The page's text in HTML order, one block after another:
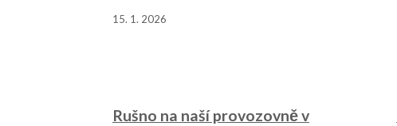
15. 1. 2026
Rušno na naší provozovně v